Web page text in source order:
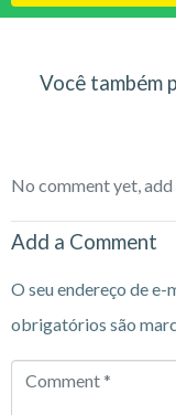
Você também
No comment yet,
Add a Comment
O seu endereço de
obrigatórios são
Comment